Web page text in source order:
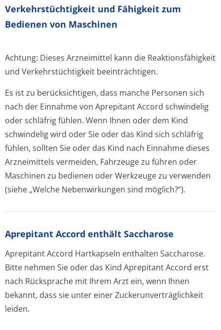
Verkehrstüchtig­keit und Fähigkeit zum
Bedienen von Maschinen
Achtung: Dieses Arzneimittel kann die Reaktionsfähigkeit
und Verkehrstüchtigkeit beeinträchtigen.
Es ist zu berücksichtigen, dass manche Personen sich
nach der Einnahme von Aprepitant Accord schwindelig
oder schläfrig fühlen. Wenn Ihnen oder dem Kind
schwindelig wird oder Sie oder das Kind sich schläfrig
fühlen, sollten Sie oder das Kind nach Einnahme dieses
Arzneimittels vermeiden, Fahrzeuge zu führen oder
Maschinen zu bedienen oder Werkzeuge zu verwenden
(siehe „Welche Nebenwirkungen sind möglich?“).
Aprepitant Accord enthält Saccharose
Aprepitant Accord Hartkapseln enthalten Saccharose.
Bitte nehmen Sie oder das Kind Aprepitant Accord erst
nach Rücksprache mit Ihrem Arzt ein, wenn Ihnen
bekannt, dass sie unter einer Zuckerunverträglichke­it
leiden.